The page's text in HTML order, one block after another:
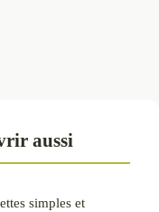
aussi
simples et